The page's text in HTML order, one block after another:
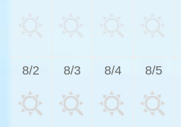
8/2 8/3 8/4 8/5